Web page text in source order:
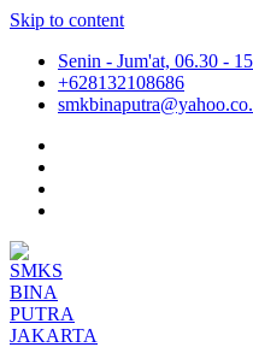
Skip to content
Senin - Jum'at, 06.30 -
+628132108686